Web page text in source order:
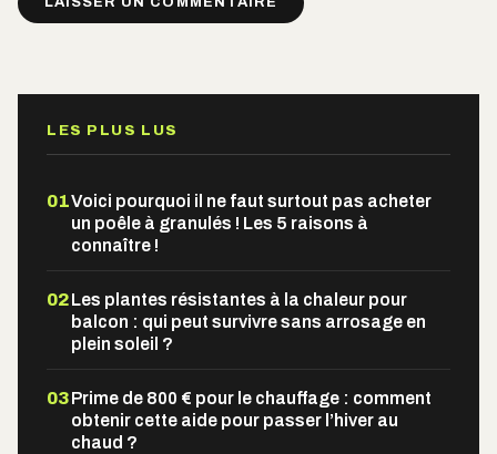
LES PLUS LUS
01Voici pourquoi il ne faut surtout pas acheter
un poêle à granulés ! Les 5 raisons à
connaître !
02Les plantes résistantes à la chaleur pour
balcon : qui peut survivre sans arrosage en
plein soleil ?
03Prime de 800 € pour le chauffage : comment
obtenir cette aide pour passer l’hiver au
chaud ?